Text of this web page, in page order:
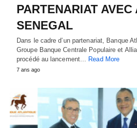
PARTENARIAT
SENEGAL
Dans le cadre d’un partenariat, Banque
Groupe Banque Centrale Populaire et
procédé au lancement… Read More
7 ans ago